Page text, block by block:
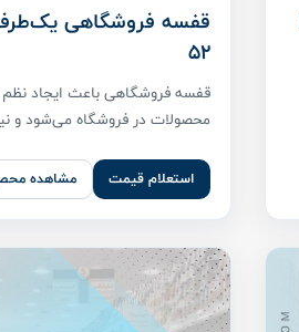
52
قفسه فروشگاهی باعث ایجاد نظم
محصولات در فروشگاه می‌شود و
استعلام قیمت مشاهده